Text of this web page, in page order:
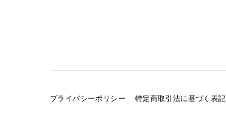
プライバシーポリシー 特定商取引法に基づく表記